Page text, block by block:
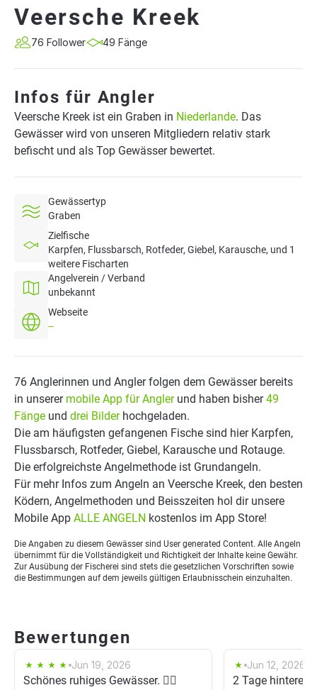
Veersche Kreek
76 Follower 49 Fänge
Infos für Angler
Veersche Kreek ist ein Graben in Niederlande. Das
Gewässer wird von unseren Mitgliedern relativ stark
befischt und als Top Gewässer bewertet.
Gewässertyp
Graben
Zielfische
Karpfen, Flussbarsch, Rotfeder, Giebel, Karausche, und 1
weitere Fischarten
Angelverein / Verband
unbekannt
Webseite
--
76 Anglerinnen und Angler folgen dem Gewässer bereits
in unserer mobile App für Anglerund haben bisher49
Fänge und drei Bilderhochgeladen.
Die am häufigsten gefangenen Fische sind hier Karpfen,
Flussbarsch, Rotfeder, Giebel, Karausche und Rotauge.
Die erfolgreichste Angelmethode ist Grundangeln.
Für mehr Infos zum Angeln an Veersche Kreek, den besten
Ködern, Angelmethoden und Beisszeiten hol dir unsere
Mobile App ALLE ANGELN kostenlos im App Store!
Die Angaben zu diesem Gewässer sind User generated Content. Alle Angeln
übernimmt für die Vollständigkeit und Richtigkeit der Inhalte keine Gewähr.
Zur Ausübung der Fischerei sind stets die gesetzlichen Vorschriften sowie
die Bestimmungen auf dem jeweils gültigen Erlaubnisschein einzuhalten.
Bewertungen
Jun 19, 2026
Schönes ruhiges Gewässer. 👍🏻
Jun 12, 2026
2 Tage